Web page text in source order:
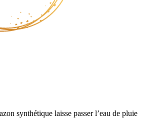
synthétique laisse passer l’eau de pluie